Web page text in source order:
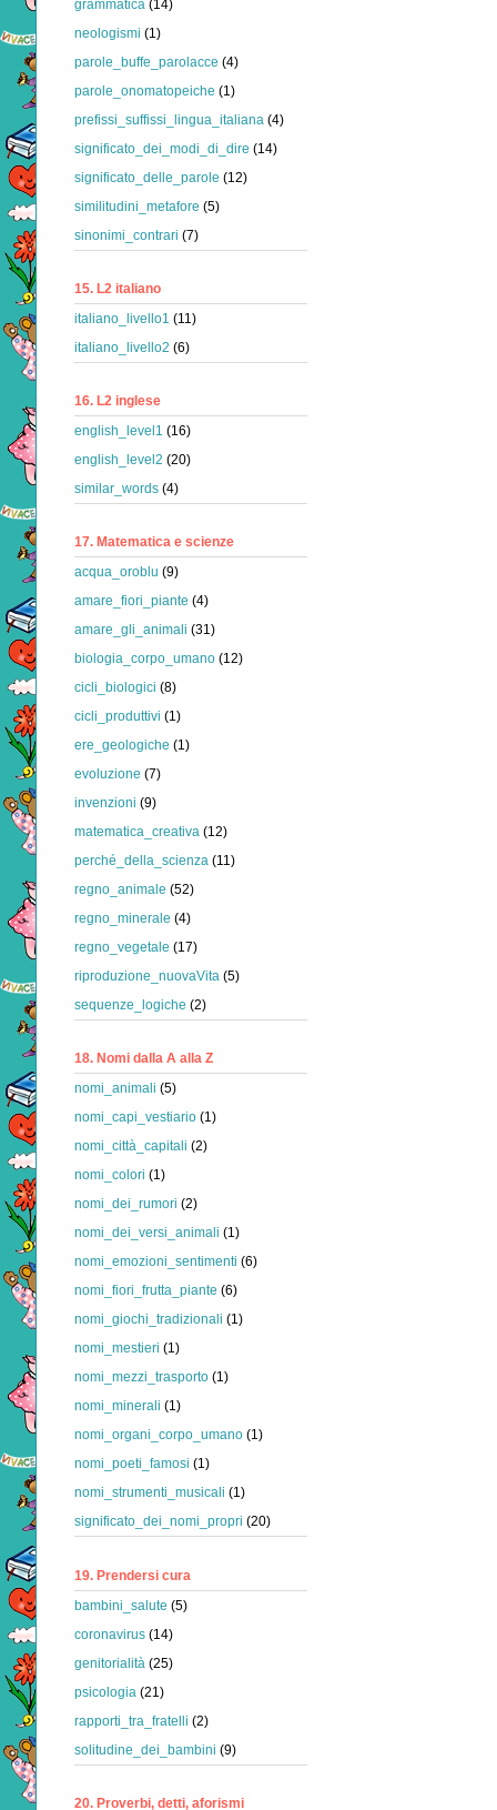
grammatica (14)
neologismi (1)
parole_buffe_parolacce (4)
parole_onomatopeiche (1)
prefissi_suffissi_lingua_italiana (4)
significato_dei_modi_di_dire (14)
significato_delle_parole (12)
similitudini_metafore (5)
sinonimi_contrari (7)
15. L2 italiano
italiano_livello1 (11)
italiano_livello2 (6)
16. L2 inglese
english_level1 (16)
english_level2 (20)
similar_words (4)
17. Matematica e scienze
acqua_oroblu (9)
amare_fiori_piante (4)
amare_gli_animali (31)
biologia_corpo_umano (12)
cicli_biologici (8)
cicli_produttivi (1)
ere_geologiche (1)
evoluzione (7)
invenzioni (9)
matematica_creativa (12)
perché_della_scienza (11)
regno_animale (52)
regno_minerale (4)
regno_vegetale (17)
riproduzione_nuovaVita (5)
sequenze_logiche (2)
18. Nomi dalla A alla Z
nomi_animali (5)
nomi_capi_vestiario (1)
nomi_città_capitali (2)
nomi_colori (1)
nomi_dei_rumori (2)
nomi_dei_versi_animali (1)
nomi_emozioni_sentimenti (6)
nomi_fiori_frutta_piante (6)
nomi_giochi_tradizionali (1)
nomi_mestieri (1)
nomi_mezzi_trasporto (1)
nomi_minerali (1)
nomi_organi_corpo_umano (1)
nomi_poeti_famosi (1)
nomi_strumenti_musicali (1)
significato_dei_nomi_propri (20)
19. Prendersi cura
bambini_salute (5)
coronavirus (14)
genitorialità (25)
psicologia (21)
rapporti_tra_fratelli (2)
solitudine_dei_bambini (9)
20. Proverbi, detti, aforismi